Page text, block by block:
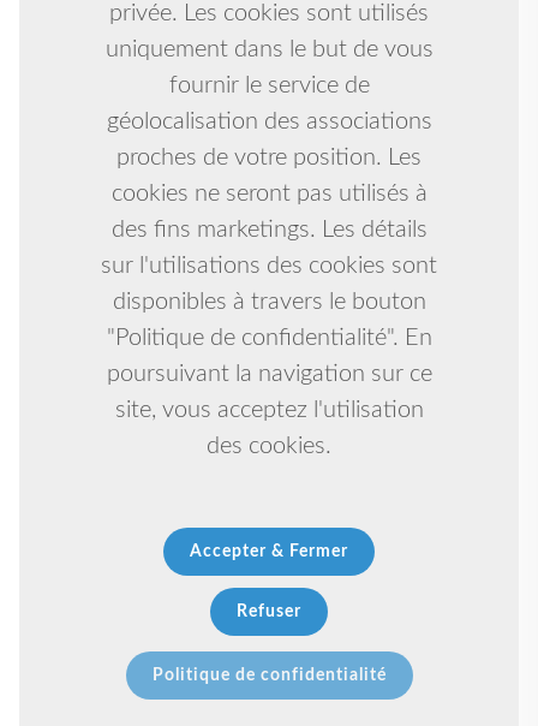
privée. Les cookies sont utilisés
uniquement dans le but de vous
fournir le service de
géolocalisation des associations
proches de votre position. Les
cookies ne seront pas utilisés à
des fins marketings. Les détails
sur l'utilisations des cookies sont
disponibles à travers le bouton
"Politique de confidentialité". En
poursuivant la navigation sur ce
site, vous acceptez l'utilisation
des cookies.
Accepter & Fermer
Refuser
Politique de confidentialité